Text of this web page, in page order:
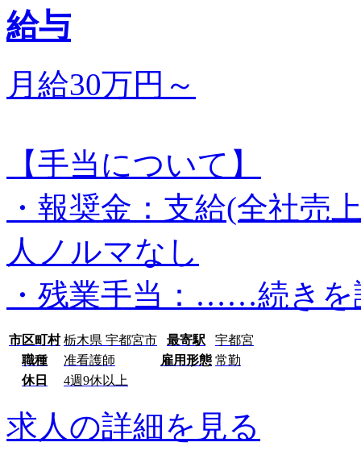
給与
月給30万円～
【手当について】
・報奨金：支給(全社
人ノルマなし
・残業手当：……続きを
市区町村 栃木県 宇都宮市 最寄駅
宇都宮
職種
准看護師 雇用形態 常勤
休日
4週9休以上
求人の詳細を見る